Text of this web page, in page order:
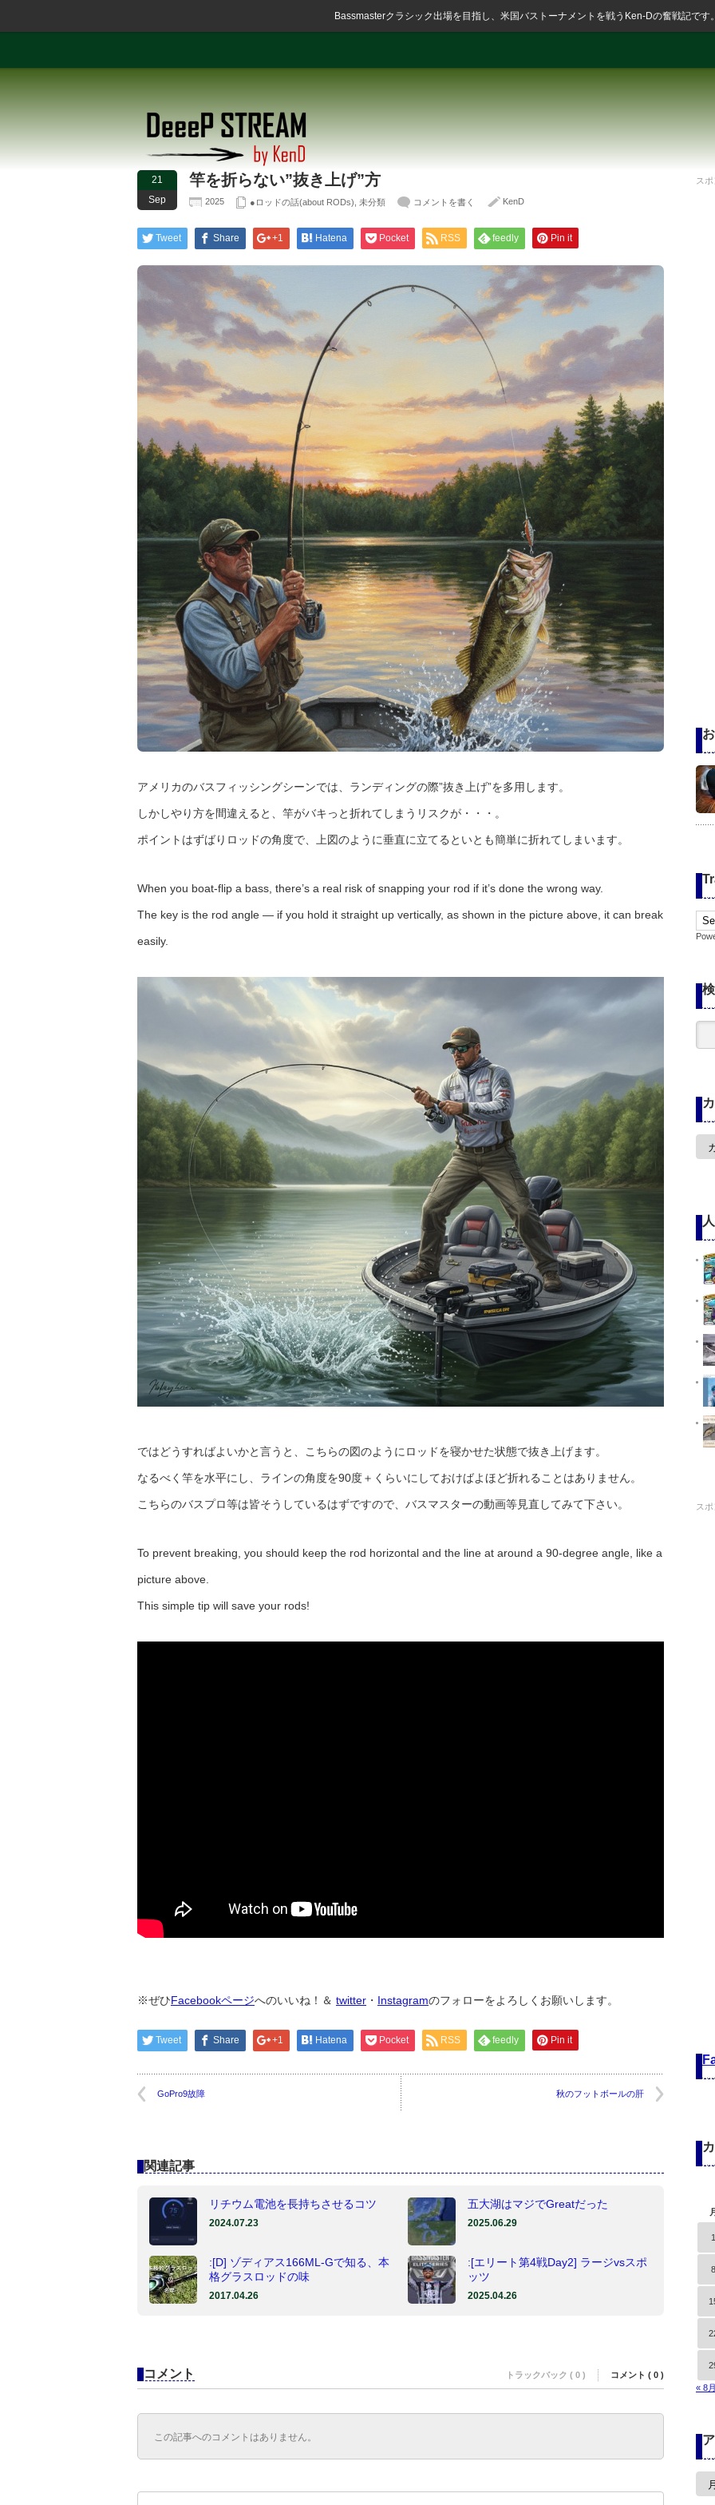
Bassmasterクラシック出場を目指し、米国バストーナメントを戦うKen-Dの奮戦記です
21
Sep
竿を折らない”抜き上げ”方
2025 ●ロッドの話(about RODs) 未分類 コメントを書く KenD
Tweet Share +1 Hatena Pocket RSS feedly Pin it
アメリカのバスフィッシングシーンでは、ランディングの際”抜き上げ”を多用します。
しかしやり方を間違えると、竿がバキっと折れてしまうリスクが・・・。
ポイントはずばりロッドの角度で、上図のように垂直に立てるといとも簡単に折れてしまいます。
When you boat-flip a bass, there’s a real risk of snapping your rod if it’s done the wrong way.
The key is the rod angle — if you hold it straight up vertically, as shown in the picture above, it can break
easily.
ではどうすればよいかと言うと、こちらの図のようにロッドを寝かせた状態で抜き上げます。
なるべく竿を水平にし、ラインの角度を90度＋くらいにしておけばよほど折れることはありません。
こちらのバスプロ等は皆そうしているはずですので、バスマスターの動画等見直してみて下さい。
To prevent breaking, you should keep the rod horizontal and the line at around a 90-degree angle, like a
picture above.
This simple tip will save your rods!
※ぜひFacebookページへのいいね！＆ twitter ・ Instagramのフォローをよろしくお願いします。
Tweet Share +1 Hatena Pocket RSS feedly Pin it
GoPro9故障 秋のフットボールの肝
関連記事
リチウム電池を長持ちさせるコツ
2024.07.23
五大湖はマジでGreatだった
2025.06.29
:[D] ゾディアス166ML-Gで知る、本
格グラスロッドの味
2017.04.26
:[エリート第4戦Day2] ラージvsスポ
ッツ
2025.04.26
コメント トラックバック ( 0 ) コメント ( 0 )
この記事へのコメントはありません。
ス
カ
ス
1
8
« 8月
ア